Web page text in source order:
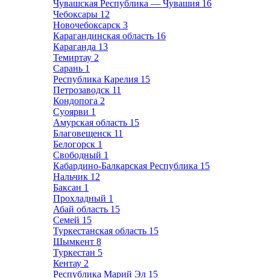
Чувашская Республика — Чувашия 16
Чебоксары 12
Новочебоксарск 3
Карагандинская область 16
Караганда 13
Темиртау 2
Сарань 1
Республика Карелия 15
Петрозаводск 11
Кондопога 2
Суоярви 1
Амурская область 15
Благовещенск 11
Белогорск 1
Свободный 1
Кабардино-Балкарская Республика 15
Нальчик 12
Баксан 1
Прохладный 1
Абай область 15
Семей 15
Туркестанская область 15
Шымкент 8
Туркестан 5
Кентау 2
Республика Марий Эл 15